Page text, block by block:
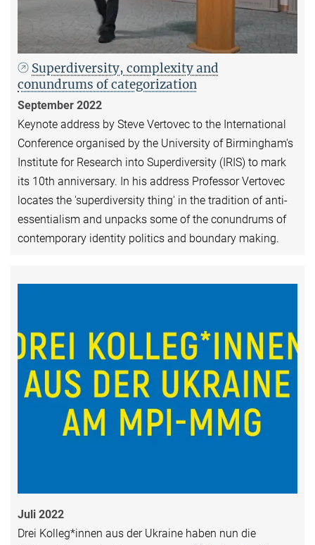
Superdiversity, complexity and
conundrums of categorization
September 2022
Keynote address by Steve Vertovec to the International
Conference organised by the University of Birmingham's
Institute for Research into Superdiversity (IRIS) to mark
its 10th anniversary. In his address Professor Vertovec
locates the 'superdiversity thing' in the tradition of anti-
essentialism and unpacks some of the conundrums of
contemporary identity politics and boundary making.
Juli 2022
Drei Kolleg*innen aus der Ukraine haben nun die